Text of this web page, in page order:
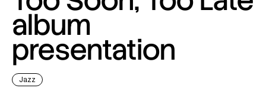
album
presentation
Jazz